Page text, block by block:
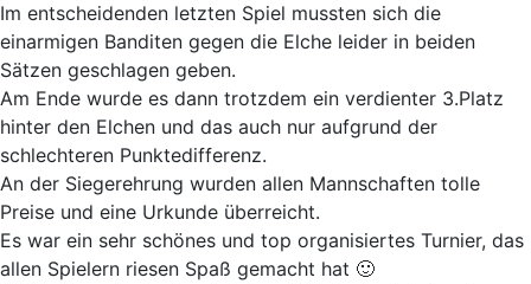
Im entscheidenden letzten Spiel mussten sich die
einarmigen Banditen gegen die Elche leider in beiden
Sätzen geschlagen geben.
Am Ende wurde es dann trotzdem ein verdienter 3.Platz
hinter den Elchen und das auch nur aufgrund der
schlechteren Punktedifferenz.
An der Siegerehrung wurden allen Mannschaften tolle
Preise und eine Urkunde überreicht.
Es war ein sehr schönes und top organisiertes Turnier, das
allen Spielern riesen Spaß gemacht hat 🙂